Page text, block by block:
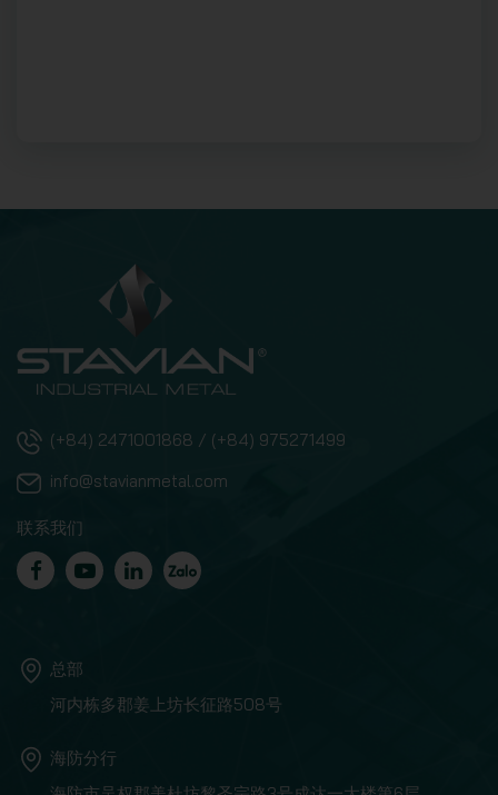
(+84) 2471001868 / (+84) 975271499
info@stavianmetal.com
联系我们
总部
河内栋多郡姜上坊长征路508号
海防分行